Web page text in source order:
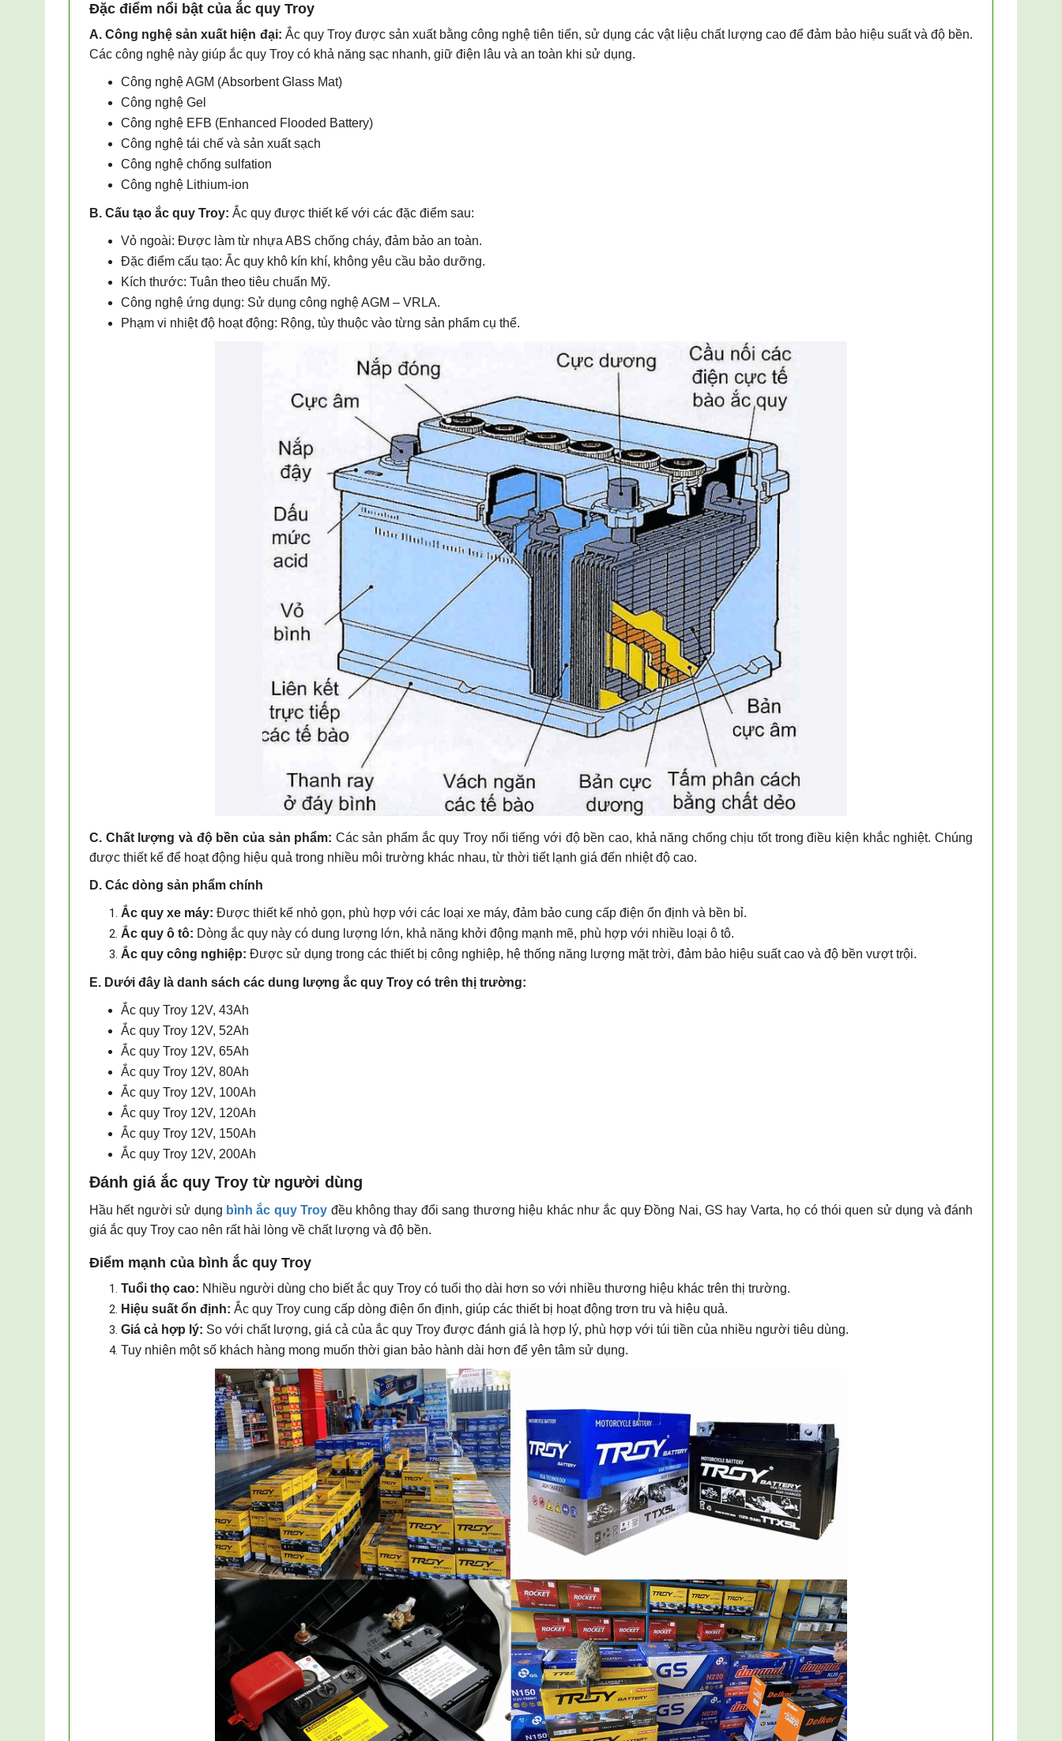
Đặc điểm nổi bật của ắc quy Troy
A. Công nghệ sản xuất hiện đại: Ắc quy Troy được sản xuất bằng công nghệ tiên tiến, sử dụng các vật liệu chất lượng cao để đảm bảo hiệu suất và độ bền.
Các công nghệ này giúp ắc quy Troy có khả năng sạc nhanh, giữ điện lâu và an toàn khi sử dụng.
Công nghệ AGM (Absorbent Glass Mat)
Công nghệ Gel
Công nghệ EFB (Enhanced Flooded Battery)
Công nghệ tái chế và sản xuất sạch
Công nghệ chống sulfation
Công nghệ Lithium-ion
B. Cấu tạo ắc quy Troy: Ắc quy được thiết kế với các đặc điểm sau:
Vỏ ngoài: Được làm từ nhựa ABS chống cháy, đảm bảo an toàn.
Đặc điểm cấu tạo: Ắc quy khô kín khí, không yêu cầu bảo dưỡng.
Kích thước: Tuân theo tiêu chuẩn Mỹ.
Công nghệ ứng dụng: Sử dụng công nghệ AGM – VRLA.
Phạm vi nhiệt độ hoạt động: Rộng, tùy thuộc vào từng sản phẩm cụ thể.
C. Chất lượng và độ bền của sản phẩm: Các sản phẩm ắc quy Troy nổi tiếng với độ bền cao, khả năng chống chịu tốt trong điều kiện khắc nghiệt. Chúng
được thiết kế để hoạt động hiệu quả trong nhiều môi trường khác nhau, từ thời tiết lạnh giá đến nhiệt độ cao.
D. Các dòng sản phẩm chính
Ắc quy xe máy: Được thiết kế nhỏ gọn, phù hợp với các loại xe máy, đảm bảo cung cấp điện ổn định và bền bỉ.
Ắc quy ô tô: Dòng ắc quy này có dung lượng lớn, khả năng khởi động mạnh mẽ, phù hợp với nhiều loại ô tô.
Ắc quy công nghiệp: Được sử dụng trong các thiết bị công nghiệp, hệ thống năng lượng mặt trời, đảm bảo hiệu suất cao và độ bền vượt trội.
E. Dưới đây là danh sách các dung lượng ắc quy Troy có trên thị trường:
Ắc quy Troy 12V, 43Ah
Ắc quy Troy 12V, 52Ah
Ắc quy Troy 12V, 65Ah
Ắc quy Troy 12V, 80Ah
Ắc quy Troy 12V, 100Ah
Ắc quy Troy 12V, 120Ah
Ắc quy Troy 12V, 150Ah
Ắc quy Troy 12V, 200Ah
Đánh giá ắc quy Troy từ người dùng
Hầu hết người sử dụng bình ắc quy Troy đều không thay đổi sang thương hiệu khác như ắc quy Đồng Nai, GS hay Varta, họ có thói quen sử dụng và đánh
giá ắc quy Troy cao nên rất hài lòng về chất lượng và độ bền.
Điểm mạnh của bình ắc quy Troy
Tuổi thọ cao: Nhiều người dùng cho biết ắc quy Troy có tuổi thọ dài hơn so với nhiều thương hiệu khác trên thị trường.
Hiệu suất ổn định: Ắc quy Troy cung cấp dòng điện ổn định, giúp các thiết bị hoạt động trơn tru và hiệu quả.
Giá cả hợp lý: So với chất lượng, giá cả của ắc quy Troy được đánh giá là hợp lý, phù hợp với túi tiền của nhiều người tiêu dùng.
Tuy nhiên một số khách hàng mong muốn thời gian bảo hành dài hơn để yên tâm sử dụng.